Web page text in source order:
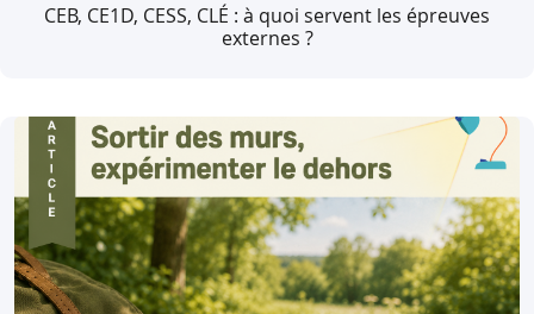
CEB, CE1D, CESS, CLÉ : à quoi servent les épreuves
externes ?